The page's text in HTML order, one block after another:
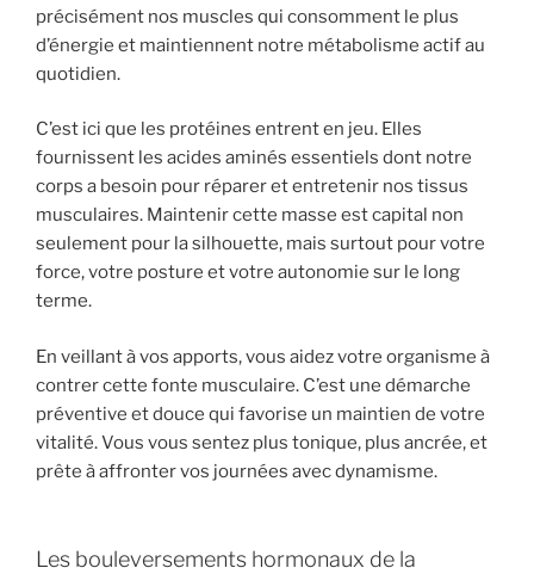
précisément nos muscles qui consomment le plus
d’énergie et maintiennent notre métabolisme actif au
quotidien.
C’est ici que les protéines entrent en jeu. Elles
fournissent les acides aminés essentiels dont notre
corps a besoin pour réparer et entretenir nos tissus
musculaires. Maintenir cette masse est capital non
seulement pour la silhouette, mais surtout pour votre
force, votre posture et votre autonomie sur le long
terme.
En veillant à vos apports, vous aidez votre organisme à
contrer cette fonte musculaire. C’est une démarche
préventive et douce qui favorise un maintien de votre
vitalité. Vous vous sentez plus tonique, plus ancrée, et
prête à affronter vos journées avec dynamisme.
Les bouleversements hormonaux de la